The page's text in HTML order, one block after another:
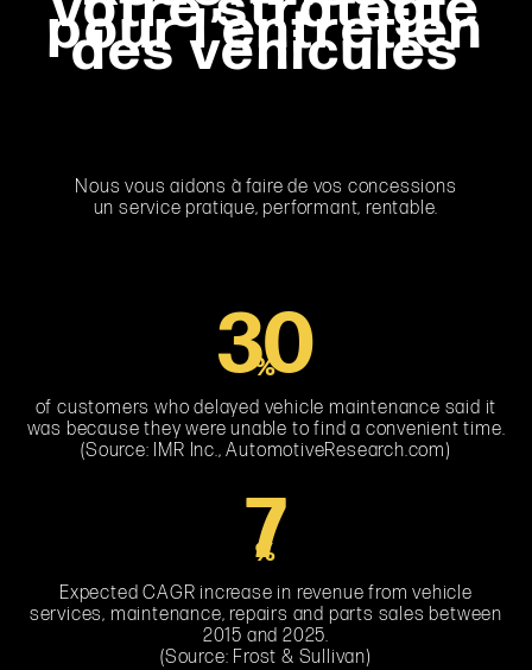
pour l’entretien
des véhicules
Nous vous aidons à faire de vos concessions
un service pratique, performant, rentable.
32
%
of customers who delayed vehicle maintenance said it
was because they were unable to find a convenient time.
(Source: IMR Inc., AutomotiveResearch.com)
8
%
Expected CAGR increase in revenue from vehicle
services, maintenance, repairs and parts sales between
2015 and 2025.
(Source: Frost & Sullivan)